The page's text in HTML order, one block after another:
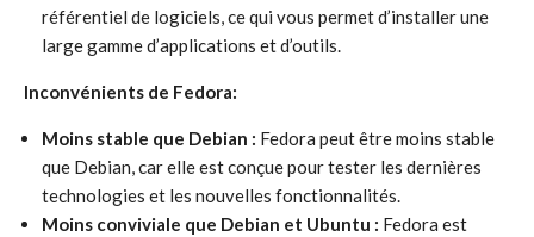
référentiel de logiciels, ce qui vous permet d’installer une
large gamme d’applications et d’outils.
Inconvénients de Fedora:
Moins stable que Debian : Fedora peut être moins stable
que Debian, car elle est conçue pour tester les dernières
technologies et les nouvelles fonctionnalités.
Moins conviviale que Debian et Ubuntu : Fedora est